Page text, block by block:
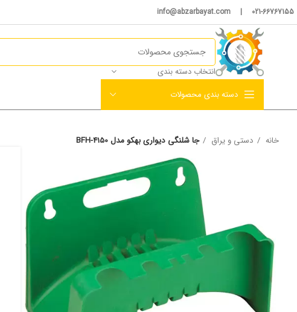
021-66767155 | info@abzarbayat.com
انتخاب دسته بندی
دسته بندی محصولات
خانه دستی و یراق جا شلنگی دیواری بهکو مدل BFH-4150